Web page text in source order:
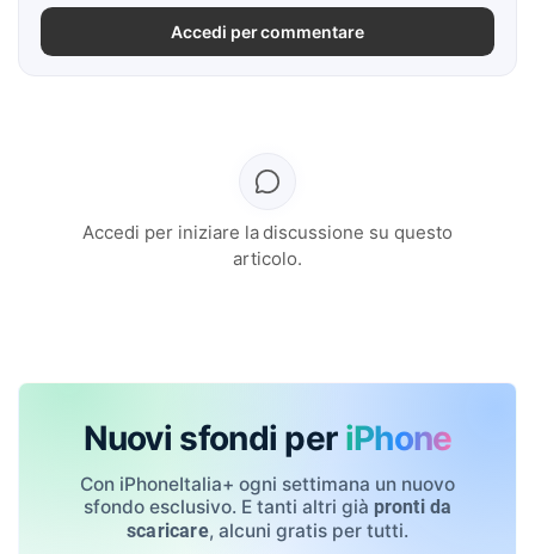
Accedi per commentare
Accedi per iniziare la discussione su questo
articolo.
Nuovi sfondi per iPhone
Con iPhoneItalia+ ogni settimana un nuovo
sfondo esclusivo. E tanti altri già pronti da
scaricare, alcuni gratis per tutti.